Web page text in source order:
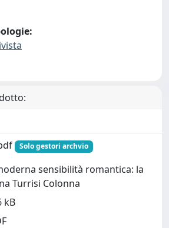
Solo gestori archvio
sensibilità romantica: la
Turrisi Colonna
kB